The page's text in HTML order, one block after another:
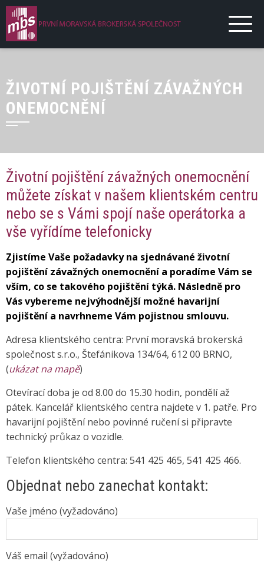
ŽIVOTNÍ POJIŠTĚNÍ ZÁVAŽNÝCH
ONEMOCNĚNÍ
Životní pojištění závažných onemocnění
můžete získat v našem klientském centru
nebo se s Vámi spojí naše operátorka a
vše vyřídíme telefonicky
Zjistíme Vaše požadavky na sjednávané životní
pojištění závažných onemocnění a poradíme Vám se
vším, co se takového pojištění týká. Následně pro
Vás vybereme nejvýhodnější možné havarijní
pojištění a navrhneme Vám pojistnou smlouvu.
Adresa klientského centra: První moravská brokerská
společnost s.r.o., Štefánikova 134/64, 612 00 BRNO,
(ukázat na mapě)
Otevírací doba je od 8.00 do 15.30 hodin, pondělí až
pátek. Kancelář klientského centra najdete v 1. patře. Pro
havarijní pojištění nebo povinné ručení si připravte
technický průkaz o vozidle.
Telefon klientského centra: 541 425 465, 541 425 466.
Objednat nebo zanechat kontakt:
Vaše jméno (vyžadováno)
Váš email (vyžadováno)